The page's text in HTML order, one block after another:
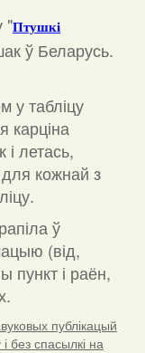
"Птушкі
ў Беларусь.
у табліцу
карціна
летась,
кожнай з
ў
(від,
пункт і раён,
.
публікацый
без спасылкі на